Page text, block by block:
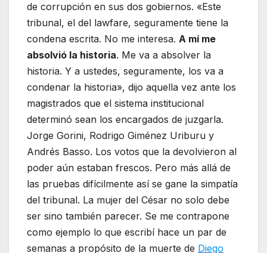
de corrupción en sus dos gobiernos. «Este
tribunal, el del lawfare, seguramente tiene la
condena escrita. No me interesa. A mí me
absolvió la historia. Me va a absolver la
historia. Y a ustedes, seguramente, los va a
condenar la historia», dijo aquella vez ante los
magistrados que el sistema institucional
determinó sean los encargados de juzgarla.
Jorge Gorini, Rodrigo Giménez Uriburu y
Andrés Basso. Los votos que la devolvieron al
poder aún estaban frescos. Pero más allá de
las pruebas difícilmente así se gane la simpatía
del tribunal. La mujer del César no solo debe
ser sino también parecer. Se me contrapone
como ejemplo lo que escribí hace un par de
semanas a propósito de la muerte de Diego